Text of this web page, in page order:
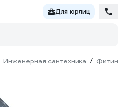
Для юрлиц
Инженерная сантехника / Фитинги